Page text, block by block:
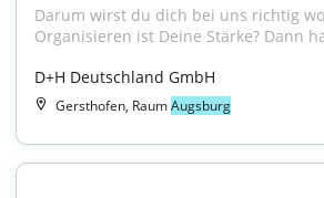
Darum wirst du dich bei uns richtig
Organisieren ist Deine Stärke? Dann
D+H Deutschland GmbH
Gersthofen, RaumAugsburg